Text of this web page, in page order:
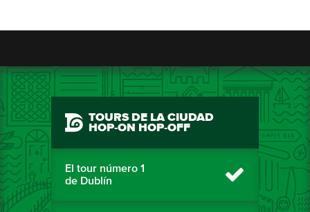
TOURS DE LA CIUDAD
HOP-ON HOP-OFF
El tour número 1
de Dublín